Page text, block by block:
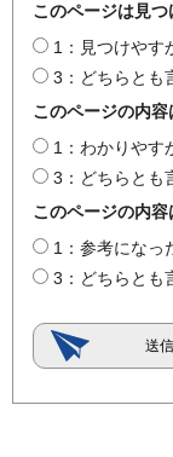
このページは見
1：見つけやす
3：どちらとも
このページの内
1：わかりやす
3：どちらとも
このページの内
1：参考になっ
3：どちらとも